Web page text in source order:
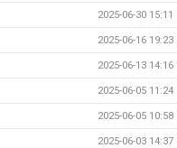
2025-06-30 15:11
2025-06-16 19:23
2025-06-13 14:16
2025-06-05 11:24
2025-06-05 10:58
2025-06-03 14:37